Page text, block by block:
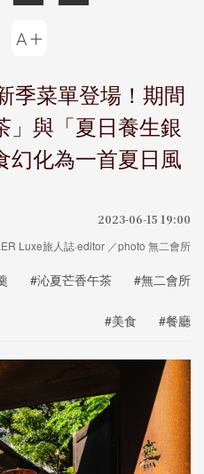
季菜單登場！期間
」與「夏日養生銀
幻化為一首夏日風
2023-06-15 19:00
Luxe旅人誌·editor ／photo 無二會所
#沁夏芒香午茶 #無二會所
#美食 #餐廳